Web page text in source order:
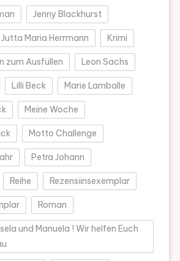
Jenny Blackhurst
Jutta Maria Herrmann Krimi
zum Ausfüllen Leon Sachs
Lilli Beck Marie Lamballe
Meine Woche
Motto Challenge
Petra Johann
Reihe Rezensiinsexemplar
Roman
und Manuela ! Wir helfen Euch